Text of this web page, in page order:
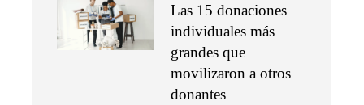
Las 15 donaciones
individuales más
grandes que
movilizaron a otros
donantes